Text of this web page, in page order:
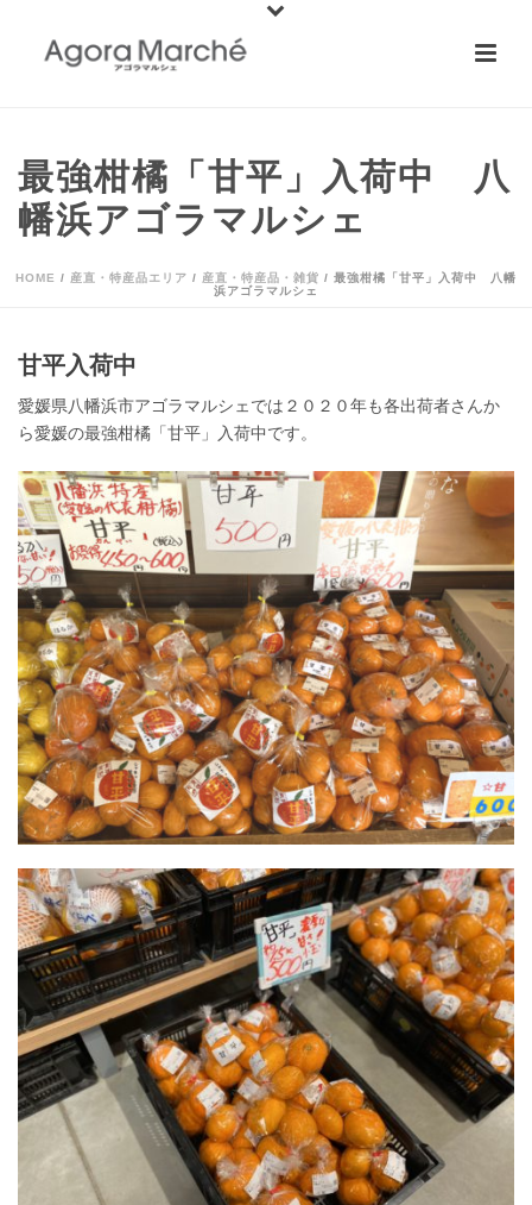
最強柑橘「甘平」入荷中 八
幡浜アゴラマルシェ
HOME / 産直・特産品エリア / 産直・特産品・雑貨 / 最強柑橘「甘平」入荷中 八幡
浜アゴラマルシェ
甘平入荷中
愛媛県八幡浜市アゴラマルシェでは２０２０年も各出荷者さんか
ら愛媛の最強柑橘「甘平」入荷中です。